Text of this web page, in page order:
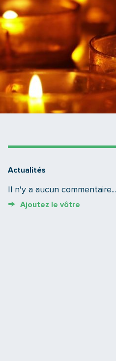
Actualités
Il n'y a aucun commentaire...
Ajoutez le vôtre